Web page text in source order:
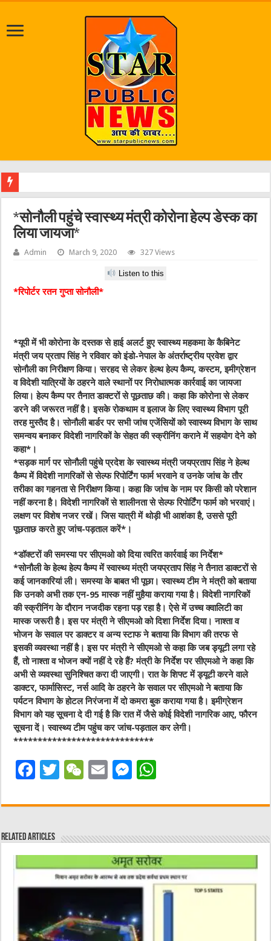
*सोनौली पहुंचे स्वास्थ्य मंत्री कोरोना हेल्प डेस्क का
लिया जायजा*
Admin March 9, 2020 327 Views
Listen to this
*रिपोर्टर रतन गुप्ता सोनौली*
*यूपी में भी कोरोना के दस्तक से हाई अलर्ट हुए स्वास्थ्य महकमा के कैबिनेट
मंत्री जय प्रताप सिंह ने रविवार को इंडो-नेपाल के अंतर्राष्ट्रीय प्रवेश द्वार
सोनौली का निरीक्षण किया। सरहद से लेकर हेल्थ हेल्प कैम्प, कस्टम, इमीग्रेशन
व विदेशी यात्रियों के ठहरने वाले स्थानों पर निरोधात्मक कार्रवाई का जायजा
लिया। हेल्प कैम्प पर तैनात डाक्टरों से पूछताछ की। कहा कि कोरोना से लेकर
डरने की जरूरत नहीं है। इसके रोकथाम व इलाज के लिए स्वास्थ्य विभाग पूरी
तरह मुस्तैद है। सोनौली बार्डर पर सभी जांच एजेंसियों को स्वास्थ्य विभाग के साथ
समन्वय बनाकर विदेशी नागरिकों के सेहत की स्क्रीनिंग कराने में सहयोग देने को
कहा*।
*सड़क मार्ग पर सोनौली पहुंचे प्रदेश के स्वास्थ्य मंत्री जयप्रताप सिंह ने हेल्थ
कैम्प में विदेशी नागरिकों से सेल्फ रिपोर्टिंग फार्म भरवाने व उनके जांच के तौर
तरीका का गहनता से निरीक्षण किया। कहा कि जांच के नाम पर किसी को परेशान
नहीं करना है। विदेशी नागरिकों से शालीनता से सेल्फ रिपोर्टिंग फार्म को भरवाएं।
लक्षण पर विशेष नजर रखें। जिस यात्री में थोड़ी भी आशंका है, उससे पूरी
पूछताछ करते हुए जांच-पड़ताल करें*।
*डॉक्टरों की समस्या पर सीएमओ को दिया त्वरित कार्रवाई का निर्देश*
*सोनौली के हेल्थ हेल्प कैम्प में स्वास्थ्य मंत्री जयप्रताप सिंह ने तैनात डाक्टरों से
कई जानकारियां ली। समस्या के बाबत भी पूछा। स्वास्थ्य टीम ने मंत्री को बताया
कि उनको अभी तक एन-95 मास्क नहीं मुहैया कराया गया है। विदेशी नागरिकों
की स्क्रीनिंग के दौरान नजदीक रहना पड़ रहा है। ऐसे में उच्च क्वालिटी का
मास्क जरूरी है। इस पर मंत्री ने सीएमओ को दिशा निर्देश दिया। नाश्ता व
भोजन के सवाल पर डाक्टर व अन्य स्टाफ ने बताया कि विभाग की तरफ से
इसकी व्यवस्था नहीं है। इस पर मंत्री ने सीएमओ से कहा कि जब ड्यूटी लगा रहे
हैं, तो नाश्ता व भोजन क्यों नहीं दे रहे हैं? मंत्री के निर्देश पर सीएमओ ने कहा कि
अभी से व्यवस्था सुनिश्चित करा दी जाएगी। रात के शिफ्ट में ड्यूटी करने वाले
डाक्टर, फार्मासिस्ट, नर्स आदि के ठहरने के सवाल पर सीएमओ ने बताया कि
पर्यटन विभाग के होटल निरंजना में दो कमरा बुक कराया गया है। इमीग्रेशन
विभाग को यह सूचना दे दी गई है कि रात में जैसे कोई विदेशी नागरिक आए, फौरन
सूचना दें। स्वास्थ्य टीम पहुंच कर जांच-पड़ताल कर लेगी।
*****************************
F
c
e
b
o
o
T
it
r
W
C
at
E
ai
M
ss
n
g
er
at
A
p
p
Related Articles